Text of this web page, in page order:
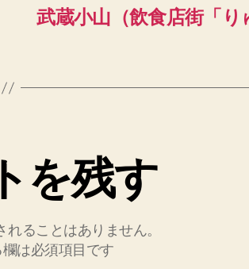
武蔵小山（飲食店街「
を残す
ることはありません。
は必須項目です